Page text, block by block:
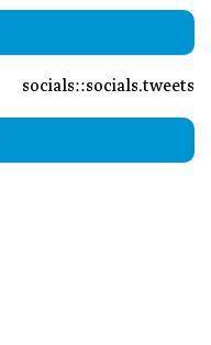
socials::socials.tweets